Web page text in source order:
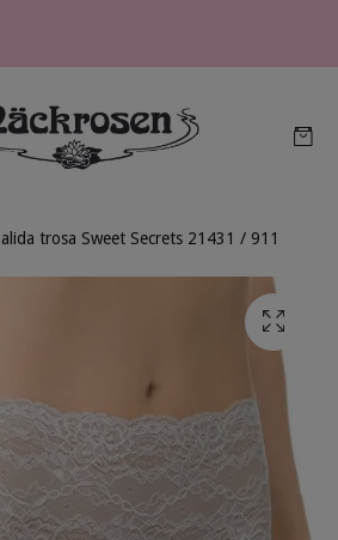
trosa Sweet Secrets 21431 / 911